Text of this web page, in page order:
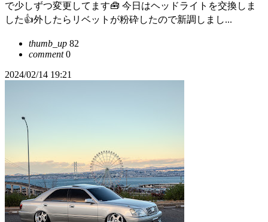
で少しずつ変更してます🧰 今日はヘッドライトを交換しま
した👍外したらリベットが粉砕したので新調しまし...
thumb_up 82
comment0
2024/02/14 19:21